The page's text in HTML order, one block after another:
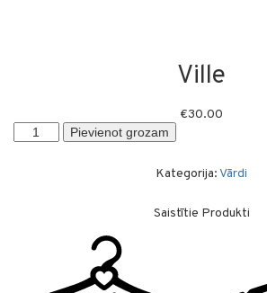
Ville
€30.00
Ville
daudzums
Pievienot grozam
Kategorija:Vārdi
Saistītie Produkti